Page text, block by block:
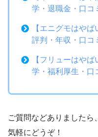
学・退職金・口コ
【エニグモはや
評判・年収・口コ
【フリューはや
学・福利厚生・口
ご質問などありましたら
気軽にどうぞ！